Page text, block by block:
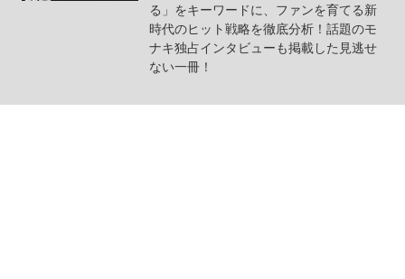
る」をキーワードに、ファンを育てる新
時代のヒット戦略を徹底分析！話題のモ
ナキ独占インタビューも掲載した見逃せ
ない一冊！